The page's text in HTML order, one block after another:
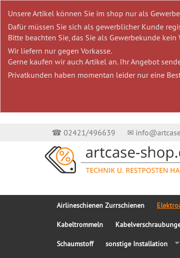
Unsere Artikel können Sie im shop nur als
Dafür müssen Sie sich als gewerblicher Kunde
Bitte beachten Sie, das Sie als Gewerbekunde
Wir liefern nur gegen Vorkasse.
Gerne kaufen wir auch Artikel an. Ihr Angebot
Privatkunden haben momentan leider nur eine
☎ 02421/496639 ✉
Airlineschienen Zurrschienen
Kabeltrommeln
Schaumstoff sonstige Installation